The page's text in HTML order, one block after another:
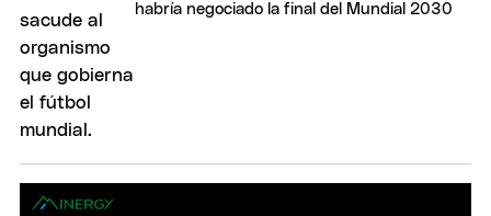
habría negociado la final del Mundial 2030